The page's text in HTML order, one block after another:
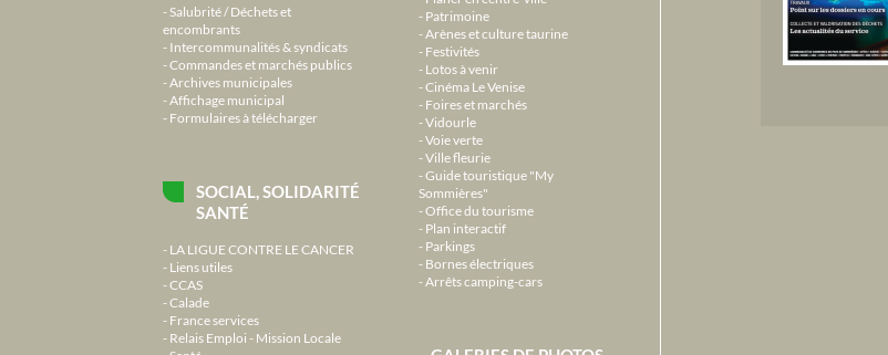
Salubrité / Déchets et
encombrants
Intercommunalités & syndicats
Commandes et marchés publics
Archives municipales
Affichage municipal
Formulaires à télécharger
SOCIAL, SOLIDARITÉ
SANTÉ
LA LIGUE CONTRE LE CANCER
Liens utiles
CCAS
Calade
France services
Relais Emploi - Mission Locale
Patrimoine
Arènes et culture taurine
Festivités
Lotos à venir
Cinéma Le Venise
Foires et marchés
Vidourle
Voie verte
Ville fleurie
Guide touristique "My
Sommières"
Office du tourisme
Plan interactif
Parkings
Bornes électriques
Arrêts camping-cars